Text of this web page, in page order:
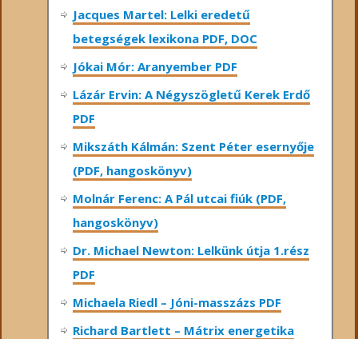
Jacques Martel: Lelki eredetű
betegségek lexikona PDF, DOC
Jókai Mór: Aranyember PDF
Lázár Ervin: A Négyszögletű Kerek Erdő
PDF
Mikszáth Kálmán: Szent Péter esernyője
(PDF, hangoskönyv)
Molnár Ferenc: A Pál utcai fiúk (PDF,
hangoskönyv)
Dr. Michael Newton: Lelkünk útja 1.rész
PDF
Michaela Riedl – Jóni-masszázs PDF
Richard Bartlett – Mátrix energetika